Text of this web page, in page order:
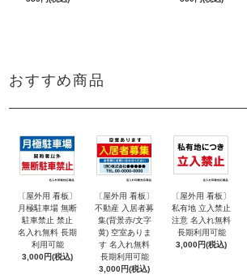
おすすめ商品
〔屋外用 看板〕
月極駐車場 無断
駐車禁止 禁止
名入れ無料 長期
利用可能
3,000円(税込)
〔屋外用 看板〕
不動産 入居者募
集(背景赤/文字
黄) 空室ありま
す 名入れ無料
長期利用可能
3,000円(税込)
〔屋外用 看板〕
私有地 立入禁止
注意 名入れ無料
長期利用可能
3,000円(税込)